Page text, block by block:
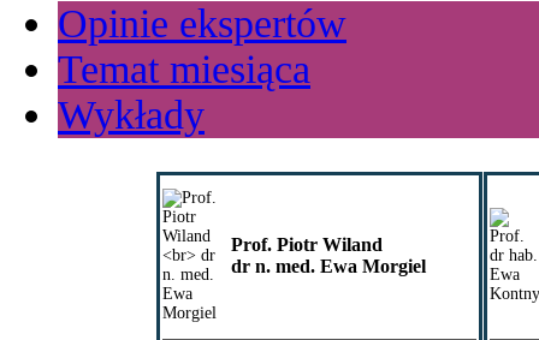
Opinie ekspertów
Temat miesiąca
Wykłady
Prof. Piotr Wiland
dr n. med. Ewa Morgiel